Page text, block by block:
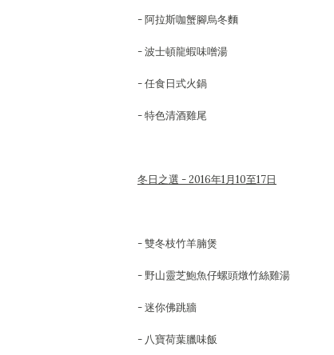
- 阿拉斯咖蟹腳烏冬麵
- 波士頓龍蝦味噌湯
- 任食日式火鍋
- 特色清酒雞尾
冬日之選 - 2016年1月10至17日
- 雙冬枝竹羊腩煲
- 野山靈芝鮑魚仔螺頭燉竹絲雞湯
- 迷你佛跳牆
- 八寶荷葉臘味飯